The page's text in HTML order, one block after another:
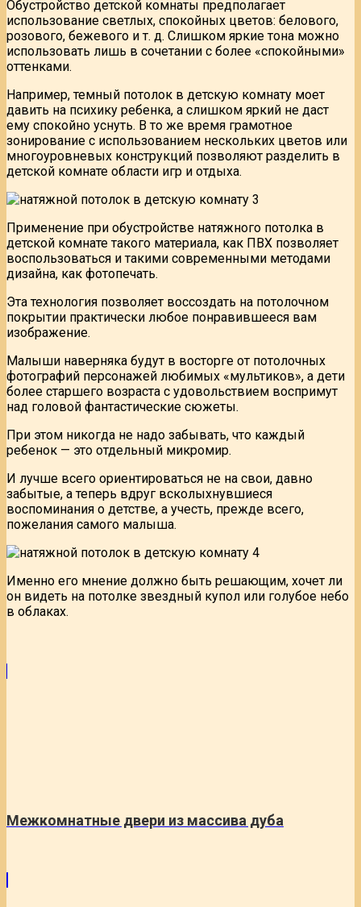
Обустройство детской комнаты предполагает
использование светлых, спокойных цветов: белового,
розового, бежевого и т. д. Слишком яркие тона можно
использовать лишь в сочетании с более «спокойными»
оттенками.
Например, темный потолок в детскую комнату моет
давить на психику ребенка, а слишком яркий не даст
ему спокойно уснуть. В то же время грамотное
зонирование с использованием нескольких цветов или
многоуровневых конструкций позволяют разделить в
детской комнате области игр и отдыха.
Применение при обустройстве натяжного потолка в
детской комнате такого материала, как ПВХ позволяет
воспользоваться и такими современными методами
дизайна, как фотопечать.
Эта технология позволяет воссоздать на потолочном
покрытии практически любое понравившееся вам
изображение.
Малыши наверняка будут в восторге от потолочных
фотографий персонажей любимых «мультиков», а дети
более старшего возраста с удовольствием воспримут
над головой фантастические сюжеты.
При этом никогда не надо забывать, что каждый
ребенок — это отдельный микромир.
И лучше всего ориентироваться не на свои, давно
забытые, а теперь вдруг всколыхнувшиеся
воспоминания о детстве, а учесть, прежде всего,
пожелания самого малыша.
Именно его мнение должно быть решающим, хочет ли
он видеть на потолке звездный купол или голубое небо
в облаках.
Межкомнатные двери из массива дуба